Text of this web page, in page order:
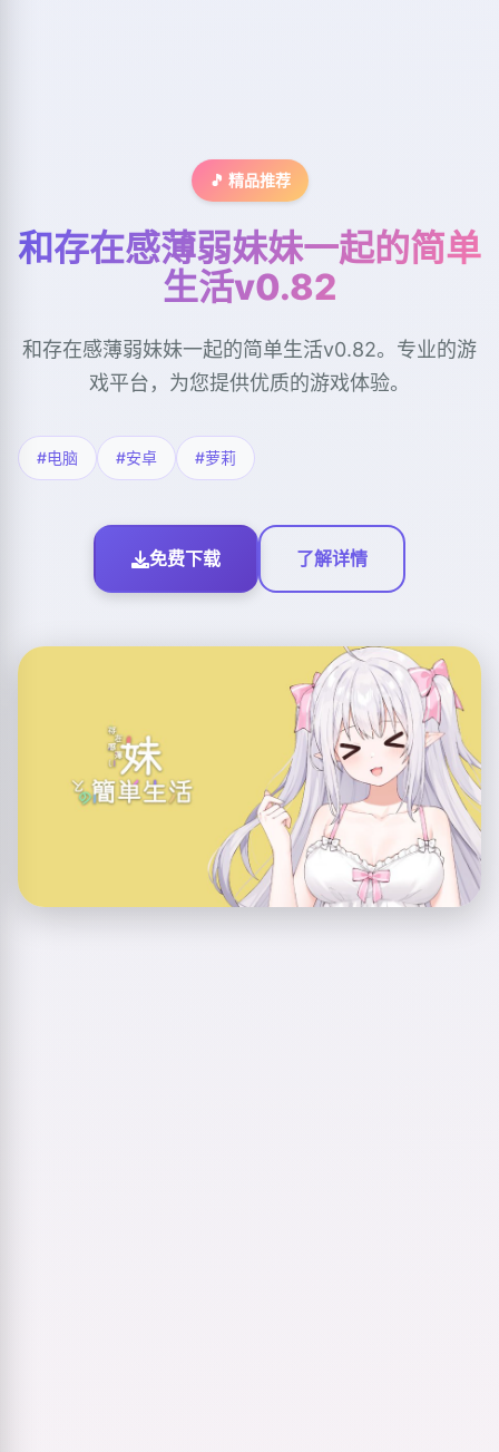
🎵 精品推荐
和存在感薄弱妹妹一起的简单
生活v0.82
和存在感薄弱妹妹一起的简单生活v0.82。专业的游
戏平台，为您提供优质的游戏体验。
#电脑 #安卓 #萝莉
免费下载 了解详情